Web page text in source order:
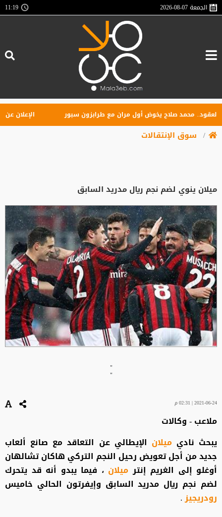
الجمعة2026-08-07
11:19
محمد صلاح يخوض أول مران مع طرابزون سبور الإعلان عن
سوق الإنتقالات
ميلان ينوي لضم نجم ريال مدريد السابق
"
"
2021-06-24 | 02:31 م
ملاعب - وكالات
يبحث نادي ميلان الإيطالي عن التعاقد مع صانع ألعاب
جديد من أجل تعويض رحيل النجم التركي هاكان تشالهان
أوغلو إلى الغريم إنترميلان ، فيما يبدو أنه قد يتحرك
لضم نجم ريال مدريد السابق وإيفرتون الحالي خاميس
رودريجيز.